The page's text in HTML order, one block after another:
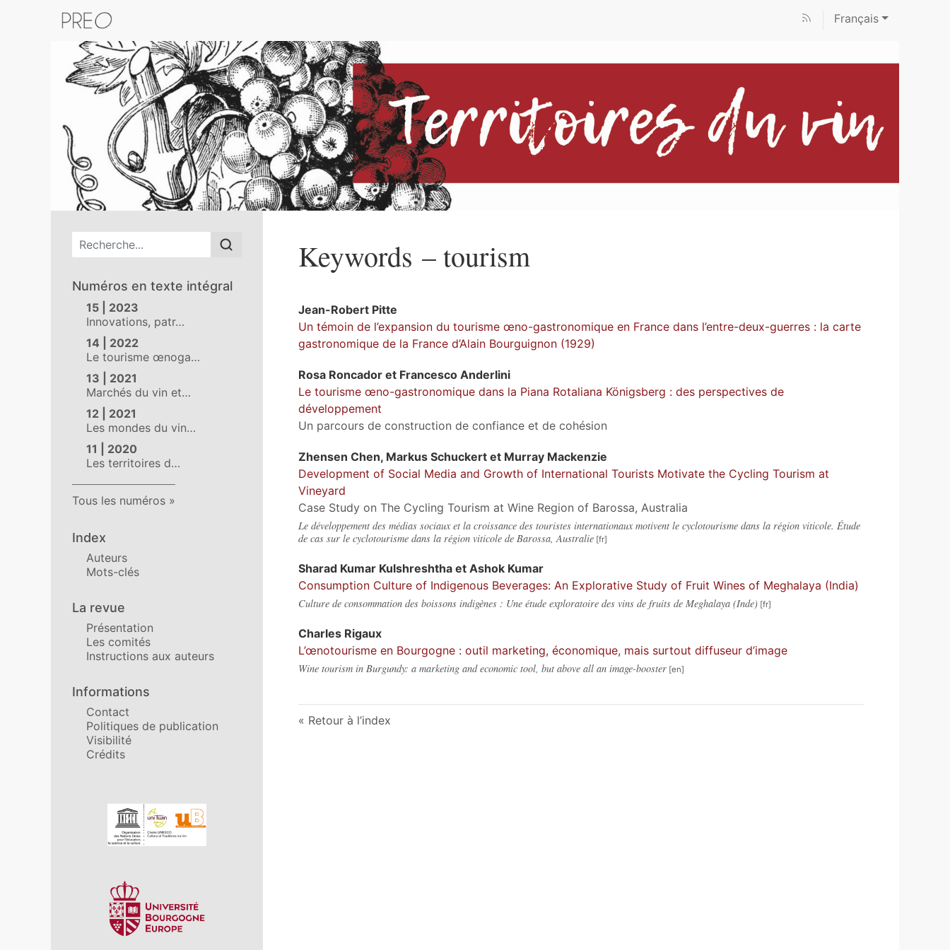
Français
Menu principal
Numéros en texte intégral
15 | 2023
Innovations, patr…
14 | 2022
Le tourisme œnoga…
13 | 2021
Marchés du vin et…
12 | 2021
Les mondes du vin…
11 | 2020
Les territoires d…
Tous les numéros
Index
Auteurs
Mots-clés
La revue
Présentation
Les comités
Instructions aux auteurs
Informations
Contact
Politiques de publication
Visibilité
Crédits
Affiliations/partenaires
Keywords – tourism
Jean-Robert Pitte
Un témoin de l’expansion du tourisme œno-gastronomique en France dans l’entre-deux-guerres : la carte
gastronomique de la France d’Alain Bourguignon (1929)
Rosa Roncador et Francesco Anderlini
Le tourisme œno-gastronomique dans la Piana Rotaliana Königsberg : des perspectives de
développement
Un parcours de construction de confiance et de cohésion
Zhensen Chen, Markus Schuckert et Murray Mackenzie
Development of Social Media and Growth of International Tourists Motivate the Cycling Tourism at
Vineyard
Case Study on The Cycling Tourism at Wine Region of Barossa, Australia
Le développement des médias sociaux et la croissance des touristes internationaux motivent le cyclotourisme dans la région viticole. Étude
de cas sur le cyclotourisme dans la région viticole de Barossa, Australie
Sharad Kumar Kulshreshtha et Ashok Kumar
Consumption Culture of Indigenous Beverages: An Explorative Study of Fruit Wines of Meghalaya (India)
Culture de consommation des boissons indigènes : Une étude exploratoire des vins de fruits de Meghalaya (Inde)
Charles Rigaux
L’œnotourisme en Bourgogne : outil marketing, économique, mais surtout diffuseur d’image
Wine tourism in Burgundy: a marketing and economic tool, but above all an image-booster
Retour à l’index